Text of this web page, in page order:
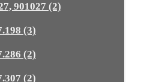
901027 (2)
(3)
(2)
(2)